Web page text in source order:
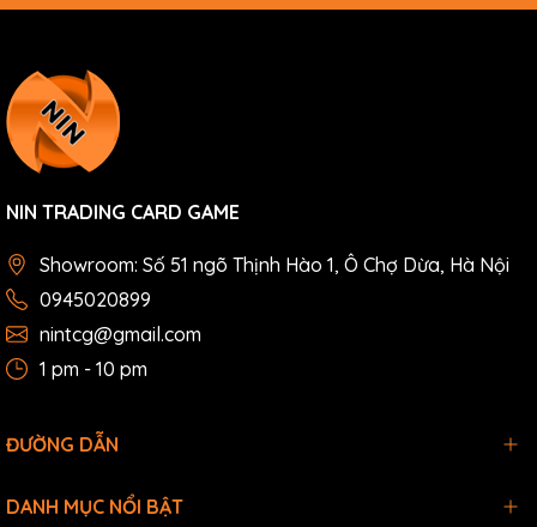
NIN TRADING CARD GAME
Showroom: Số 51 ngõ Thịnh Hào 1, Ô Chợ Dừa, Hà Nội
0945020899
nintcg@gmail.com
1 pm - 10 pm
ĐƯỜNG DẪN
DANH MỤC NỔI BẬT